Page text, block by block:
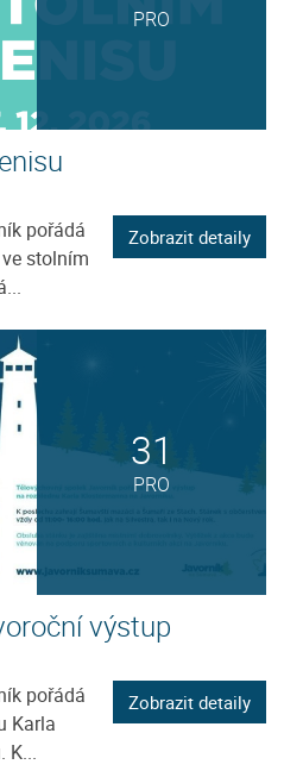
PRO
pořádá
stolním
Zobrazit detaily
31
PRO
výstup
pořádá
Karla
K...
Zobrazit detaily